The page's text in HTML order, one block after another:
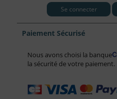
Se connecter
Paiement Sécurisé
Nous avons choisi la banque
la sécurité de votre paiement.